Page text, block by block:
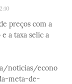
preços com a
a taxa selic a
noticias/econo
meta-de-